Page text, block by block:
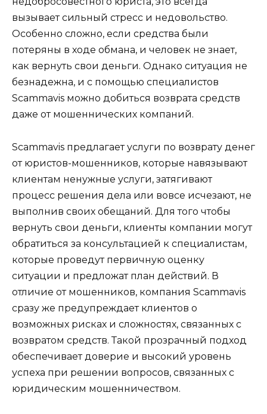
вызывает сильный стресс и недовольство.
Особенно сложно, если средства были
потеряны в ходе обмана, и человек не знает,
как вернуть свои деньги. Однако ситуация не
безнадежна, и с помощью специалистов
Scammavis можно добиться возврата средств
даже от мошеннических компаний.
Scammavis предлагает услуги по возврату денег
от юристов-мошенников, которые навязывают
клиентам ненужные услуги, затягивают
процесс решения дела или вовсе исчезают, не
выполнив своих обещаний. Для того чтобы
вернуть свои деньги, клиенты компании могут
обратиться за консультацией к специалистам,
которые проведут первичную оценку
ситуации и предложат план действий. В
отличие от мошенников, компания Scammavis
сразу же предупреждает клиентов о
возможных рисках и сложностях, связанных с
возвратом средств. Такой прозрачный подход
обеспечивает доверие и высокий уровень
успеха при решении вопросов, связанных с
юридическим мошенничеством.